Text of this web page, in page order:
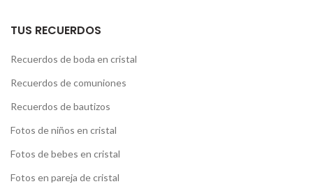
TUS RECUERDOS
Recuerdos de boda en cristal
Recuerdos de comuniones
Recuerdos de bautizos
Fotos de niños en cristal
Fotos de bebes en cristal
Fotos en pareja de cristal